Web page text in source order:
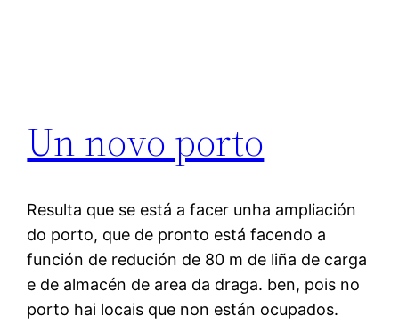
Un novo porto
Resulta que se está a facer unha ampliación
do porto, que de pronto está facendo a
función de redución de 80 m de liña de carga
e de almacén de area da draga. ben, pois no
porto hai locais que non están ocupados.